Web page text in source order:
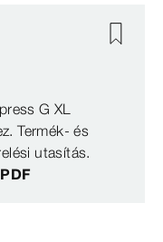
G XL
Termék- és
utasítás.